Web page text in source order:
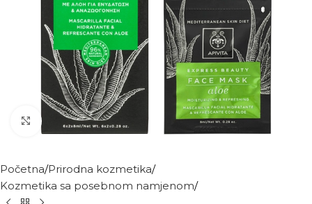
Kliknite za povećanje
Početna Prirodna kozmetika
Kozmetika sa posebnom namjenom